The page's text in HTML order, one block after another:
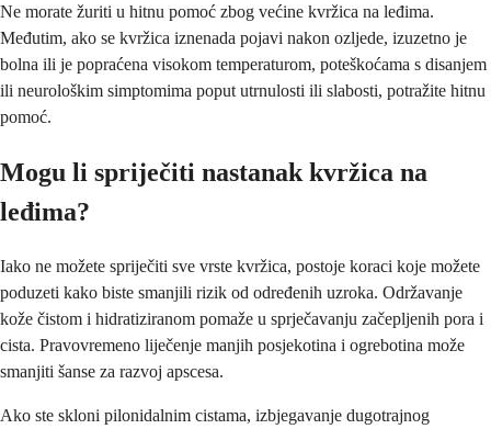
Ne morate žuriti u hitnu pomoć zbog većine kvržica na leđima.
Međutim, ako se kvržica iznenada pojavi nakon ozljede, izuzetno je
bolna ili je popraćena visokom temperaturom, poteškoćama s disanjem
ili neurološkim simptomima poput utrnulosti ili slabosti, potražite hitnu
pomoć.
Mogu li spriječiti nastanak kvržica na
leđima?
Iako ne možete spriječiti sve vrste kvržica, postoje koraci koje možete
poduzeti kako biste smanjili rizik od određenih uzroka. Održavanje
kože čistom i hidratiziranom pomaže u sprječavanju začepljenih pora i
cista. Pravovremeno liječenje manjih posjekotina i ogrebotina može
smanjiti šanse za razvoj apscesa.
Ako ste skloni pilonidalnim cistama, izbjegavanje dugotrajnog